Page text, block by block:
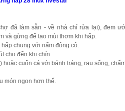
đã làm sẵn - về nhà chỉ rửa lại), đem
và gừng để tạo mùi thơm khi hấp.
chung với nấm đông cô.
cho đến khi chín.
cuốn cá với bánh tráng, rau sống,
món ngon hơn thế.